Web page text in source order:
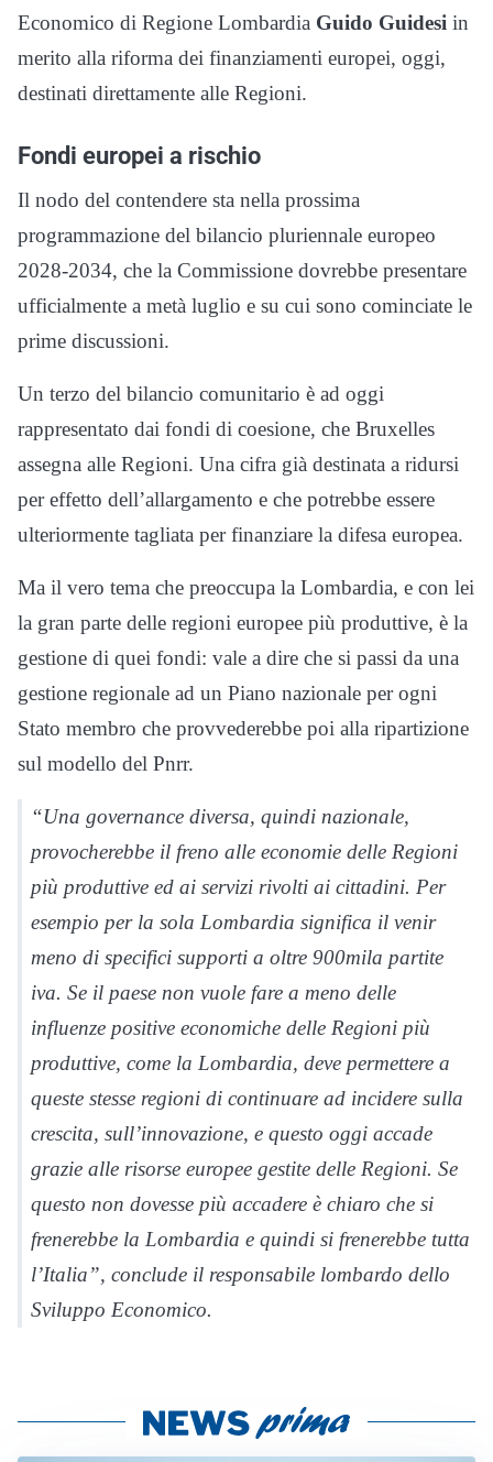
Economico di Regione Lombardia Guido Guidesi in
merito alla riforma dei finanziamenti europei, oggi,
destinati direttamente alle Regioni.
Fondi europei a rischio
Il nodo del contendere sta nella prossima
programmazione del bilancio pluriennale europeo
2028-2034, che la Commissione dovrebbe presentare
ufficialmente a metà luglio e su cui sono cominciate le
prime discussioni.
Un terzo del bilancio comunitario è ad oggi
rappresentato dai fondi di coesione, che Bruxelles
assegna alle Regioni. Una cifra già destinata a ridursi
per effetto dell’allargamento e che potrebbe essere
ulteriormente tagliata per finanziare la difesa europea.
Ma il vero tema che preoccupa la Lombardia, e con lei
la gran parte delle regioni europee più produttive, è la
gestione di quei fondi: vale a dire che si passi da una
gestione regionale ad un Piano nazionale per ogni
Stato membro che provvederebbe poi alla ripartizione
sul modello del Pnrr.
“Una governance diversa, quindi nazionale,
provocherebbe il freno alle economie delle Regioni
più produttive ed ai servizi rivolti ai cittadini. Per
esempio per la sola Lombardia significa il venir
meno di specifici supporti a oltre 900mila partite
iva. Se il paese non vuole fare a meno delle
influenze positive economiche delle Regioni più
produttive, come la Lombardia, deve permettere a
queste stesse regioni di continuare ad incidere sulla
crescita, sull’innovazione, e questo oggi accade
grazie alle risorse europee gestite delle Regioni. Se
questo non dovesse più accadere è chiaro che si
frenerebbe la Lombardia e quindi si frenerebbe tutta
l’Italia”, conclude il responsabile lombardo dello
Sviluppo Economico.